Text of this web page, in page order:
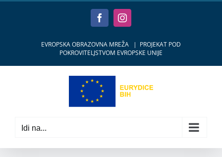
FacebookInstagram
EVROPSKA OBRAZOVNA MREŽA | PROJEKAT POD
POKROVITELJSTVOM EVROPSKE UNIJE
Idi na...